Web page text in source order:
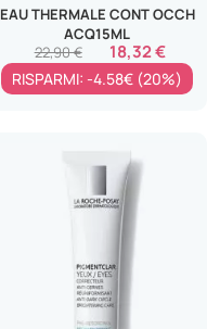
EAU THERMALE CONT OCCH
ACQ15ML
18,32 €
22,90 €
RISPARMI: -4.58€ (20%)